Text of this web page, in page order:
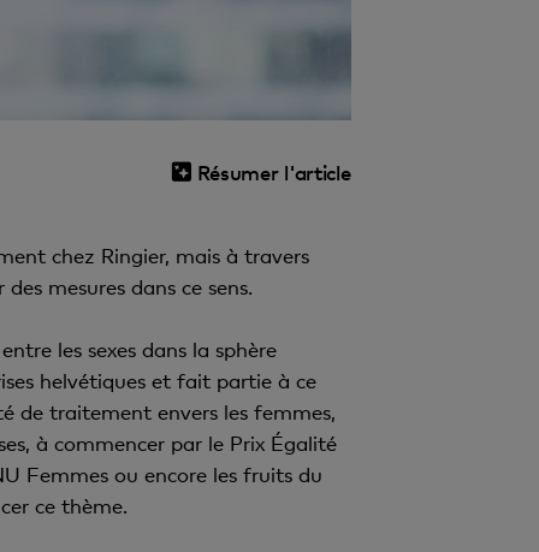
Résumer l'article
chez Ringier, mais à travers
mesures dans ce sens.
les sexes dans la sphère
helvétiques et fait partie à ce
de traitement envers les femmes,
à commencer par le Prix Égalité
Femmes ou encore les fruits du
ce thème.